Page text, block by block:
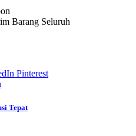
Barang Seluruh
Pinterest
Tepat